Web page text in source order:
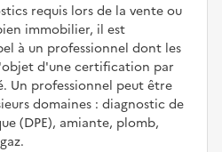
requis lors de la vente ou
immobilier, il est
à un professionnel dont les
d'une certification par
Un professionnel peut être
domaines : diagnostic de
(DPE), amiante, plomb,